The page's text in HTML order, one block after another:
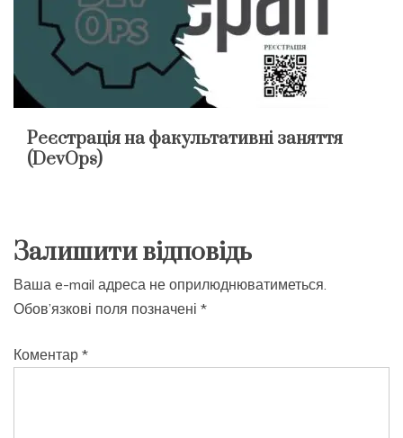
Реєстрація на факультативні заняття
(DevOps)
Залишити відповідь
Ваша e-mail адреса не оприлюднюватиметься.
Обов’язкові поля позначені *
Коментар *